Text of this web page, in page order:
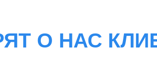
О НАС